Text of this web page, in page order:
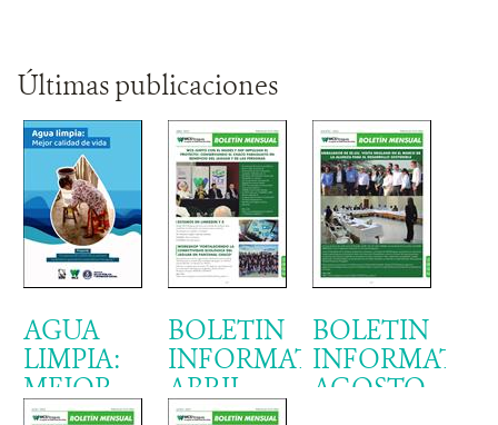
Últimas publicaciones
AGUA
LIMPIA:
MEJOR
CALIDAD
BOLETIN
INFORMATIVO
ABRIL
2024
BOLETIN
AGOSTO